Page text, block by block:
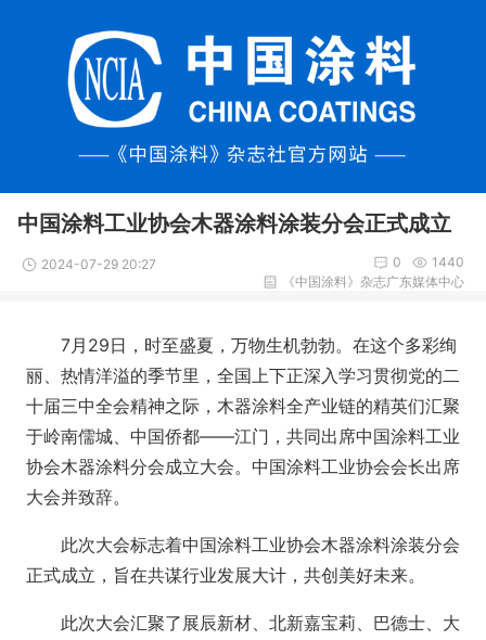
中国涂料工业协会木器涂料涂装分会正式成立
2024-07-29 20:27 1440
0
《中国涂料》杂志广东媒体中心
7月29日，时至盛夏，万物生机勃勃。在这个多彩绚
丽、热情洋溢的季节里，全国上下正深入学习贯彻党的二
十届三中全会精神之际，木器涂料全产业链的精英们汇聚
于岭南儒城、中国侨都——江门，共同出席中国涂料工业
协会木器涂料分会成立大会。中国涂料工业协会会长出席
大会并致辞。
此次大会标志着中国涂料工业协会木器涂料涂装分会
正式成立，旨在共谋行业发展大计，共创美好未来。
此次大会汇聚了展辰新材、北新嘉宝莉、巴德士、大